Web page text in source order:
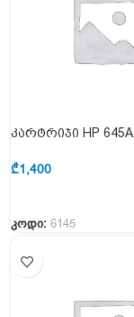
კარტრიჯი HP 645A
₾1,400
კოდი: 6145